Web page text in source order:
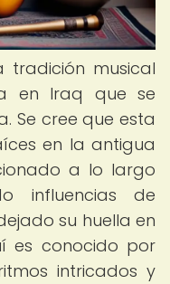
tradición musical
en Iraq que se
Se cree que esta
en la antigua
a lo largo
influencias de
su huella en
es conocido por
intricados y